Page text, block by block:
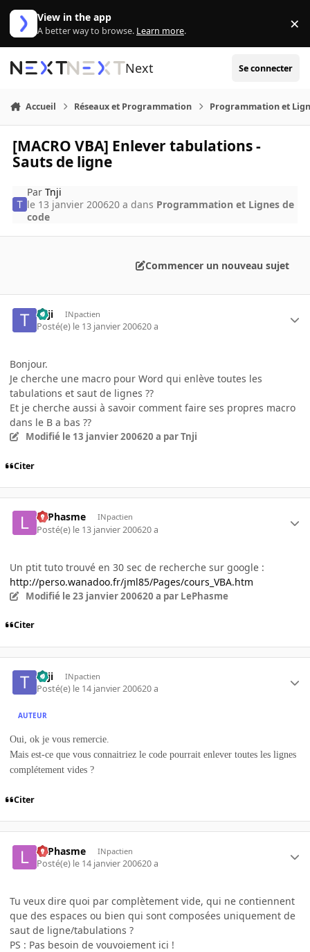
Aller au contenu
View in the app
A better way to browse. Learn more. ×
Next Se connecter
Accueil Réseaux et Programmation Programmation et
[MACRO VBA] Enlever tabulations -
Sauts de ligne
ParTnji
le 13 janvier 200620 a dans Programmation et Lignes de
code
Commencer un nouveau sujet
Tnji INpactien
Posté(e) le 13 janvier 200620 a
Bonjour.
Je cherche une macro pour Word qui enlève toutes les
tabulations et saut de lignes ??
Et je cherche aussi à savoir comment faire ses propres macro
dans le B a bas ??
Modifié le 13 janvier 200620 a par Tnji
Citer
LePhasme INpactien
Posté(e) le 13 janvier 200620 a
Un ptit tuto trouvé en 30 sec de recherche sur google :
http://perso.wanadoo.fr/jml85/Pages/cours_VBA.htm
Modifié le 23 janvier 200620 a par LePhasme
Citer
Tnji INpactien
Posté(e) le 14 janvier 200620 a
AUTEUR
Oui, ok je vous remercie.
Mais est-ce que vous connaitriez le code pourrait enlever toutes les lignes
complétement vides ?
Citer
LePhasme INpactien
Posté(e) le 14 janvier 200620 a
Tu veux dire quoi par complètement vide, qui ne contiennent
que des espaces ou bien qui sont composées uniquement de
saut de ligne/tabulations ?
PS : Pas besoin de vouvoiement ici !